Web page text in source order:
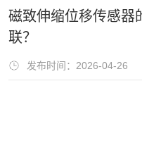
磁致伸缩位移传感器
联？
发布时间：2026-04-26